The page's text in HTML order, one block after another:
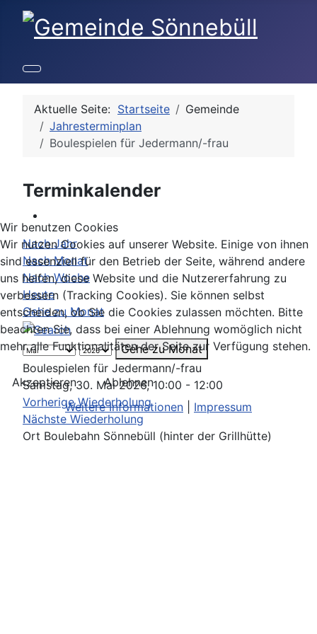
Aktuelle Seite: Startseite
Gemeinde
Jahresterminplan
Boulespielen für Jedermann/-frau
Terminkalender
Nach Jahr
Nach Monat
Nach Woche
Heute
Gehe zu Monat
Gehe zu Monat
Boulespielen für Jedermann/-frau
Samstag, 30. Mai 2026, 10:00 - 12:00
Vorherige Wiederholung
Nächste Wiederholung
Ort Boulebahn Sönnebüll (hinter der Grillhütte)
Wir benutzen Cookies
Wir nutzen Cookies auf unserer Website. Einige von ihnen
sind essenziell für den Betrieb der Seite, während andere
uns helfen, diese Website und die Nutzererfahrung zu
verbessern (Tracking Cookies). Sie können selbst
entscheiden, ob Sie die Cookies zulassen möchten. Bitte
beachten Sie, dass bei einer Ablehnung womöglich nicht
mehr alle Funktionalitäten der Seite zur Verfügung stehen.
Akzeptieren
Ablehnen
Weitere Informationen
Impressum